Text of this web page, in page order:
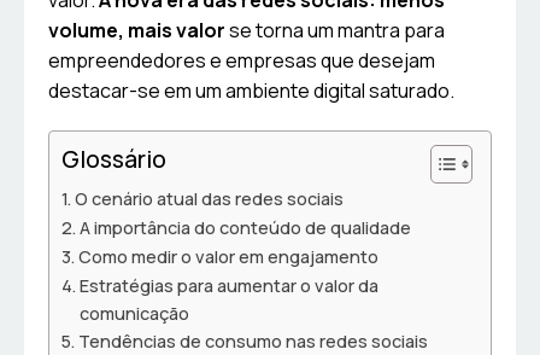
volume, mais valorse torna um mantra para
empreendedores e empresas que desejam
destacar-se em um ambiente digital saturado.
Glossário
O cenário atual das redes sociais
A importância do conteúdo de qualidade
Como medir o valor em engajamento
Estratégias para aumentar o valor da
comunicação
Tendências de consumo nas redes sociais